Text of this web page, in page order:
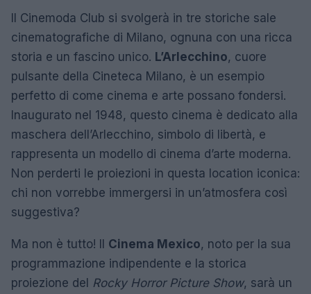
Il Cinemoda Club si svolgerà in tre storiche sale
cinematografiche di Milano, ognuna con una ricca
storia e un fascino unico. L’Arlecchino, cuore
pulsante della Cineteca Milano, è un esempio
perfetto di come cinema e arte possano fondersi.
Inaugurato nel 1948, questo cinema è dedicato alla
maschera dell’Arlecchino, simbolo di libertà, e
rappresenta un modello di cinema d’arte moderna.
Non perderti le proiezioni in questa location iconica:
chi non vorrebbe immergersi in un’atmosfera così
suggestiva?
Ma non è tutto! Il Cinema Mexico, noto per la sua
programmazione indipendente e la storica
proiezione del Rocky Horror Picture Show, sarà un